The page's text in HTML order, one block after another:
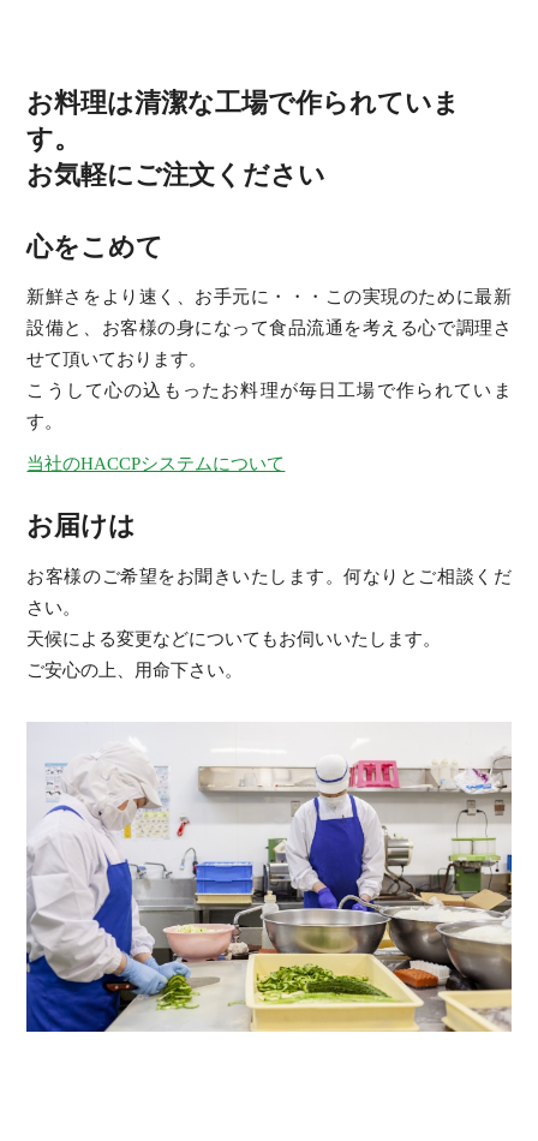
お料理は清潔な工場で作られていま
す。
お気軽にご注文ください
心をこめて
新鮮さをより速く、お手元に・・・この実現のために最新
設備と、お客様の身になって食品流通を考える心で調理さ
せて頂いております。
こうして心の込もったお料理が毎日工場で作られていま
す。
当社のHACCPシステムについて
お届けは
お客様のご希望をお聞きいたします。何なりとご相談くだ
さい。
天候による変更などについてもお伺いいたします。
ご安心の上、用命下さい。